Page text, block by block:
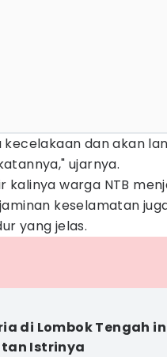
dan akan
ujarnya.
warga NTB
keselamatan
yang jelas.
di Lombok Tengah
Istrinya